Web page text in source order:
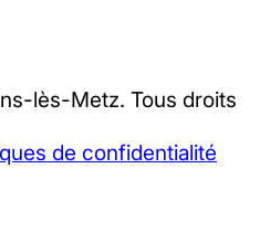
lès-Metz. Tous droits
de confidentialité